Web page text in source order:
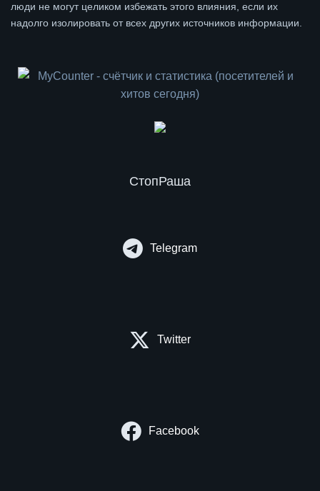
люди не могут целиком избежать этого влияния, если их
надолго изолировать от всех других источников информации.
СтопРаша
Telegram
Twitter
Facebook